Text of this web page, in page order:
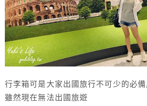
行李箱可是大家出國旅行不可少的必備
雖然現在無法出國旅遊